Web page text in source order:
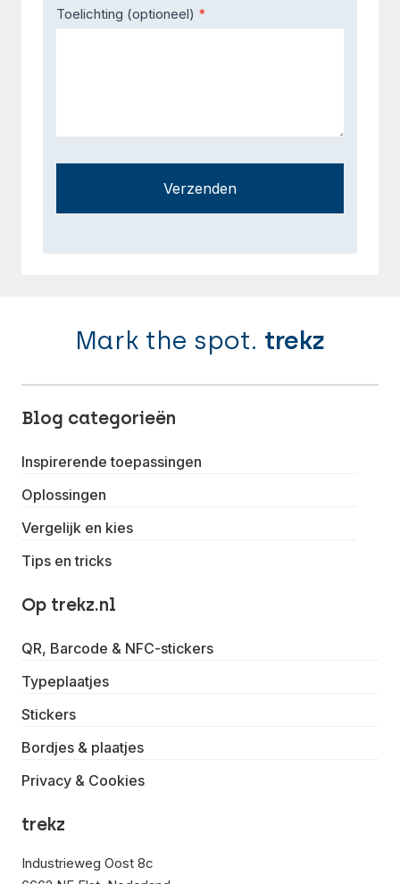
Toelichting (optioneel) *
Verzenden
Mark the spot. trekz
Blog categorieën
Inspirerende toepassingen
Oplossingen
Vergelijk en kies
Tips en tricks
Op trekz.nl
QR, Barcode & NFC-stickers
Typeplaatjes
Stickers
Bordjes & plaatjes
Privacy & Cookies
trekz
Industrieweg Oost 8c